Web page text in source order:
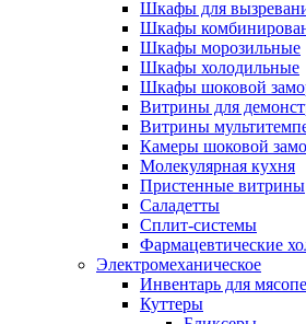
Шкафы для
Шкафы
Шкафы морозильные
Шкафы холодильные
Шкафы шоковой
Витрины для
Витрины
Камеры шоковой
Молекулярная кухня
Пристенные витрины
Саладетты
Сплит-системы
Фармацевтические
Электромеханическое
Инвентарь для
Куттеры